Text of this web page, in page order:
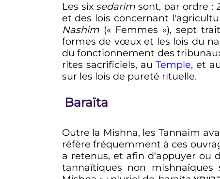
Les six sedarim sont, par ordre :
et des lois concernant
Nashim(« Femmes »), sept
formes de vœux et les lois du
du fonctionnement des
rites sacrificiels, auTemple, et
sur les lois de pureté rituelle.
Baraïta
Outre la Mishna, les Tannaim
réfère fréquemment à ces
a retenus, et afin d'appuyer ou
tannaïtiques non mishnaïques